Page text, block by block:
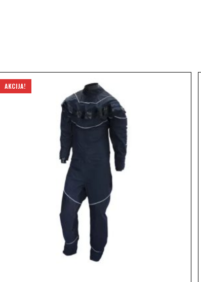
AKCIJA!